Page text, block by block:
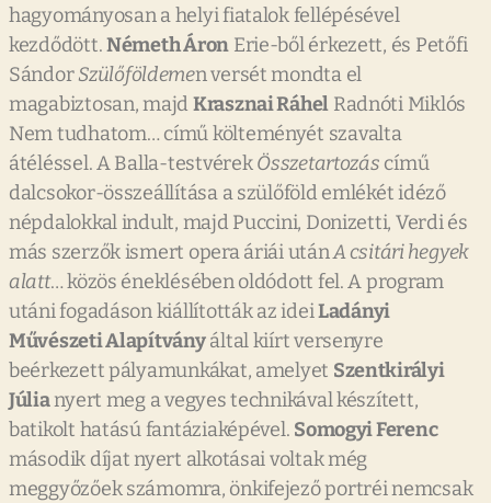
hagyományosan a helyi fiatalok fellépésével
kezdődött.Németh Áron Erie-ből érkezett, és Petőfi
SándorSzülőföldemen versét mondta el
magabiztosan, majdKrasznai Ráhel Radnóti Miklós
Nem tudhatom… című költeményét szavalta
átéléssel. A Balla-testvérekÖsszetartozás című
dalcsokor-összeállítása a szülőföld emlékét idéző
népdalokkal indult, majd Puccini, Donizetti, Verdi és
más szerzők ismert opera áriái utánA csitári hegyek
alatt… közös éneklésében oldódott fel. A program
utáni fogadáson kiállították az ideiLadányi
Művészeti Alapítványáltal kiírt versenyre
beérkezett pályamunkákat, amelyet Szentkirályi
Júlianyert meg a vegyes technikával készített,
batikolt hatású fantáziaképével. Somogyi Ferenc
második díjat nyert alkotásai voltak még
meggyőzőek számomra, önkifejező portréi nemcsak